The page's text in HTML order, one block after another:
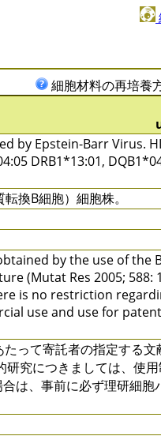
細胞材料の再培養
by Epstein-Barr Virus.
DRB1*13:01,
換B細胞）細胞株。
by the use of the
(Mutat Res 2005; 588:
is no restriction
use and use for
って寄託者の指定する
研究につきましては、使用
は、事前に必ず理研細胞